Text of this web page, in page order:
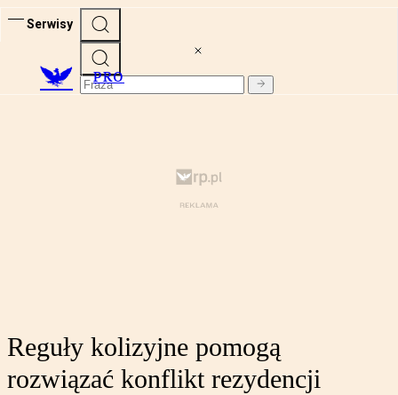
Serwisy
PRO
Reguły kolizyjne pomogą
rozwiązać konflikt rezydencji